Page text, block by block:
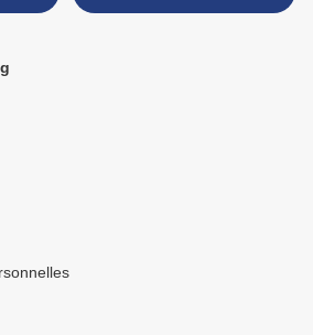
complexe raconté à